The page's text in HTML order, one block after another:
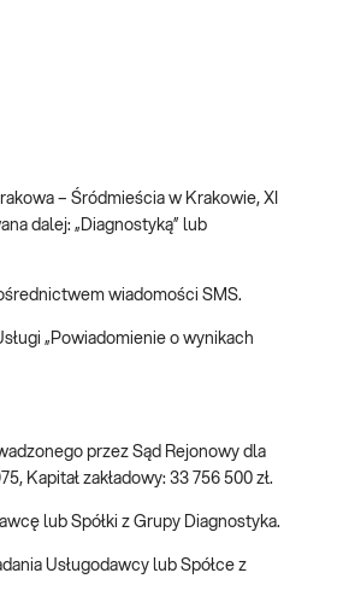
– Śródmieścia w Krakowie, XI
dalej: „Diagnostyką” lub
wiadomości SMS.
„Powiadomienie o wynikach
przez Sąd Rejonowy dla
Kapitał zakładowy: 33 756 500 zł.
lub Spółki z Grupy Diagnostyka.
Usługodawcy lub Spółce z